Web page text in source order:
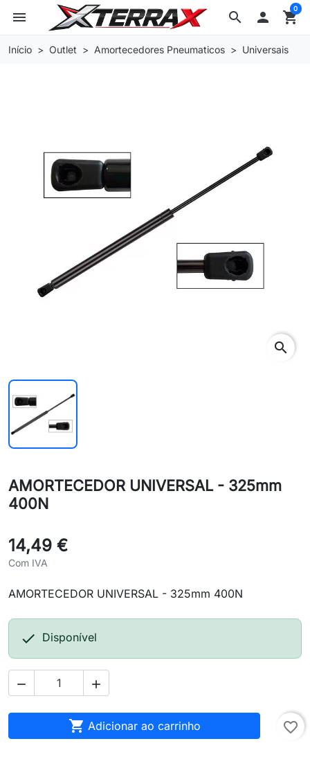
search
menu  shopping_cart
0
Início Outlet Amortecedores Pneumaticos Universais
search
AMORTECEDOR UNIVERSAL - 325mm
400N
14,49 €
Com IVA
AMORTECEDOR UNIVERSAL - 325mm 400N
 Disponível
 
 Adicionar ao carrinho favorite_border